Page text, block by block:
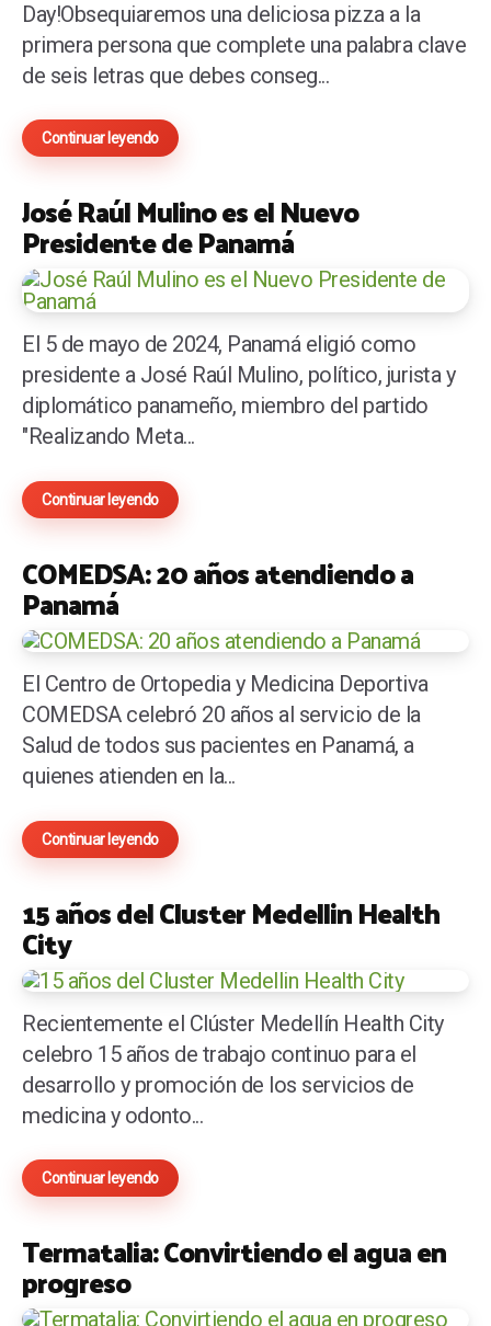
Day!Obsequiaremos una deliciosa pizza a la
primera persona que complete una palabra clave
de seis letras que debes conseg...
Continuar leyendo
José Raúl Mulino es el Nuevo
Presidente de Panamá
El 5 de mayo de 2024, Panamá eligió como
presidente a José Raúl Mulino, político, jurista y
diplomático panameño, miembro del partido
"Realizando Meta...
Continuar leyendo
COMEDSA: 20 años atendiendo a
Panamá
El Centro de Ortopedia y Medicina Deportiva
COMEDSA celebró 20 años al servicio de la
Salud de todos sus pacientes en Panamá, a
quienes atienden en la...
Continuar leyendo
15 años del Cluster Medellin Health
City
Recientemente el Clúster Medellín Health City
celebro 15 años de trabajo continuo para el
desarrollo y promoción de los servicios de
medicina y odonto...
Continuar leyendo
Termatalia: Convirtiendo el agua en
progreso